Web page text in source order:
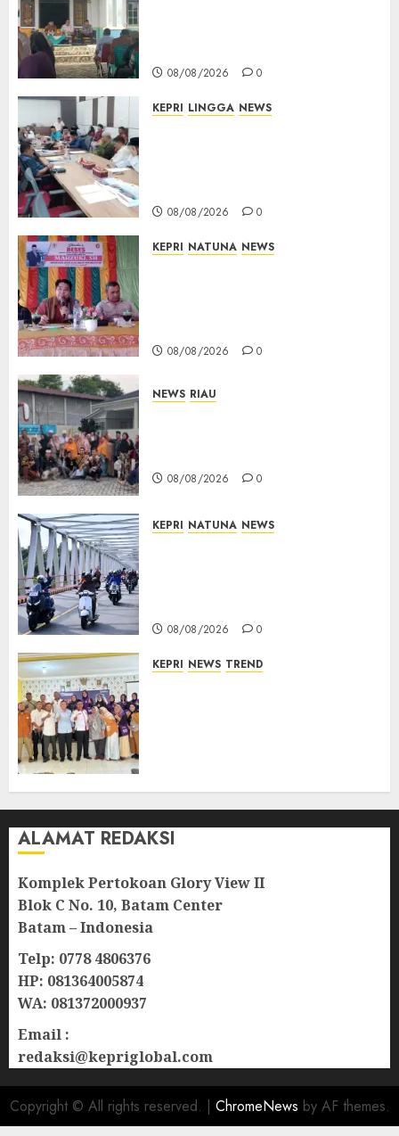
08/08/2026 0
KEPRI LINGGA NEWS
08/08/2026 0
KEPRI NATUNA NEWS
08/08/2026 0
NEWS RIAU
08/08/2026 0
KEPRI NATUNA NEWS
08/08/2026 0
KEPRI NEWS TREND
08/08/2026 0
ALAMAT REDAKSI
Komplek Pertokoan Glory View II
Blok C No. 10, Batam Center
Batam – Indonesia
Telp: 0778 4806376
HP: 081364005874
WA: 081372000937
Email :
redaksi@kepriglobal.com
Copyright © All rights reserved. | ChromeNews by AF themes.